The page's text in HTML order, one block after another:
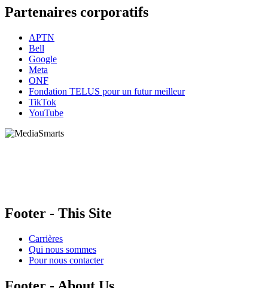
Partenaires corporatifs
APTN
Bell
Google
Meta
ONF
Fondation TELUS pour un futur meilleur
TikTok
YouTube
Footer - This Site
Carrières
Qui nous sommes
Pour nous contacter